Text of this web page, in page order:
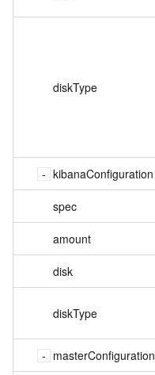
diskType
kibanaConfiguration
spec
amount
disk
diskType
masterConfiguration